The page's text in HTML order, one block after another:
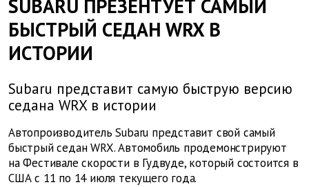
SUBARU ПРЕЗЕНТУЕТ САМЫЙ
БЫСТРЫЙ СЕДАН WRX В
ИСТОРИИ
Subaru представит самую быструю версию
седана WRX в истории
Автопроизводитель Subaru представит свой самый
быстрый седан WRX. Автомобиль продемонстрируют
на Фестивале скорости в Гудвуде, который состоится в
США с 11 по 14 июля текущего года.